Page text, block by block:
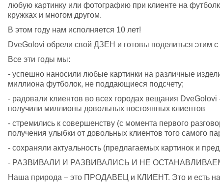
любую картинку или фотографию при клиенте на
кружках и многом другом.
В этом году нам исполняется 10 лет!
DveGolovi обрели свой ДЗЕН и готовы поделиться этим
Все эти годы мы:
- успешно наносили любые картинки на различные
миллиона футболок, не поддающиеся подсчету;
- радовали клиентов во всех городах вещания
получили миллионы довольных постоянных клиентов
- стремились к совершенству (с момента первого
получения улыбки от довольных клиентов того самого
- сохраняли актуальность (предлагаемых картинок и
- РАЗВИВАЛИ И РАЗВИВАЛИСЬ И НЕ
Наша природа – это ПРОДАВЕЦ и КЛИЕНТ. Это и есть